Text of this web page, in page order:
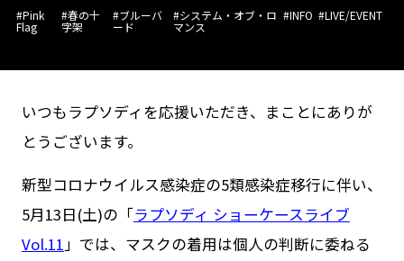
News
Live / Event
Goods
Cast / Staff
#Pink
Flag
#春の十
字架
#ブルーバ
ード
#システム・オブ・ロ
マンス
#INFO #LIVE/EVENT
いつもラプソディを応援いただき、まことにありが
とうございます。
新型コロナウイルス感染症の5類感染症移行に伴い、
5月13日(土)の「ラプソディ ショーケースライブ
Vol.11 」では、マスクの着用は個人の判断に委ねる